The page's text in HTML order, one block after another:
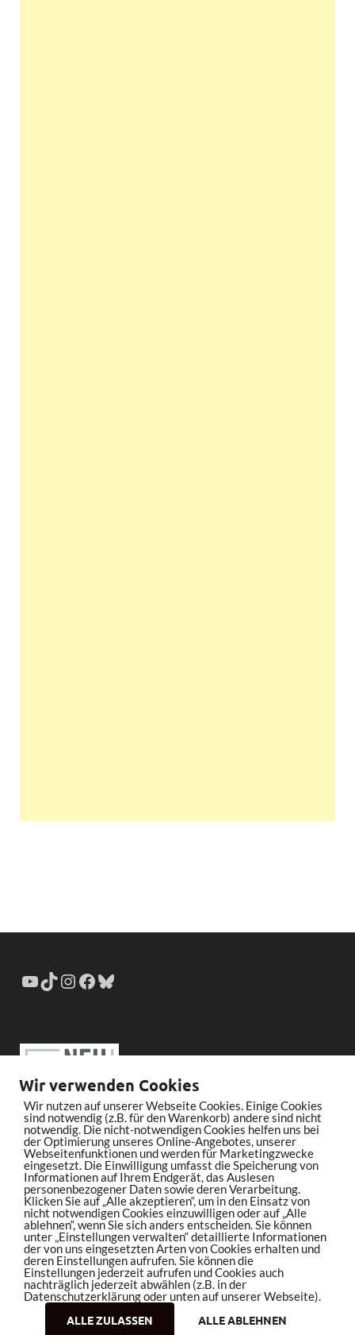
Wir verwenden Cookies
Wir nutzen auf unserer Webseite Cookies. Einige Cookies
sind notwendig (z.B. für den Warenkorb) andere sind nicht
notwendig. Die nicht-notwendigen Cookies helfen uns bei
der Optimierung unseres Online-Angebotes, unserer
Webseitenfunktionen und werden für Marketingzwecke
eingesetzt. Die Einwilligung umfasst die Speicherung von
Informationen auf Ihrem Endgerät, das Auslesen
personenbezogener Daten sowie deren Verarbeitung.
Klicken Sie auf „Alle akzeptieren“, um in den Einsatz von
nicht notwendigen Cookies einzuwilligen oder auf „Alle
ablehnen“, wenn Sie sich anders entscheiden. Sie können
unter „Einstellungen verwalten“ detaillierte Informationen
der von uns eingesetzten Arten von Cookies erhalten und
deren Einstellungen aufrufen. Sie können die
Einstellungen jederzeit aufrufen und Cookies auch
nachträglich jederzeit abwählen (z.B. in der
Datenschutzerklärung oder unten auf unserer Webseite).
ALLE ZULASSEN
ALLE ABLEHNEN